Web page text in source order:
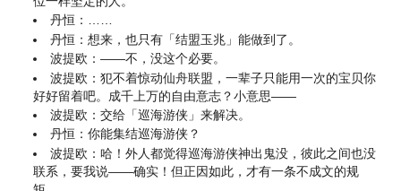
丹恒：……
丹恒：想来，也只有「结盟玉兆」能做到了。
波提欧：——不，没这个必要。
波提欧：犯不着惊动仙舟联盟，一辈子只能用一次的宝贝你
好好留着吧。成千上万的自由意志？小意思——
波提欧：交给「巡海游侠」来解决。
丹恒：你能集结巡海游侠？
波提欧：哈！外人都觉得巡海游侠神出鬼没，彼此之间也没
联系，要我说——确实！但正因如此，才有一条不成文的规